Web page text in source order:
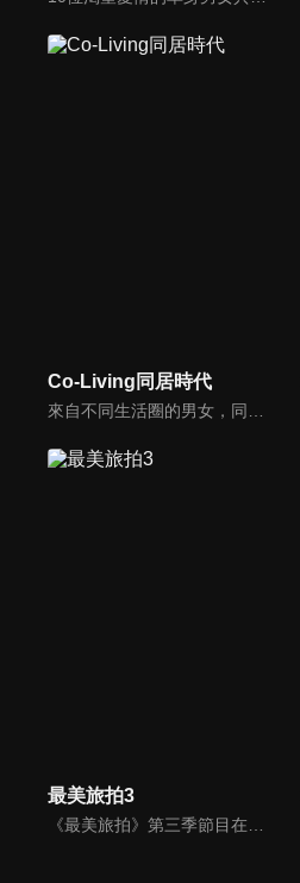
Co-Living同居時代
最美旅拍3
《最美旅拍》第三季節目在第一、二季基礎上做了內容升級。藝人與福建當地理想生活家將有更深入的聯繫和互動，二者在共處中完成理想生活的講述。同時，兩位藝人將在本季節目中自制10期遊玩攻略，攻略更具實用性、可複製性，觀眾們可參照這些旅遊攻略，自助遊玩福建多地。